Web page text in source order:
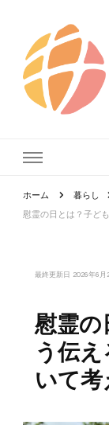
ホーム
暮らし
慰霊の日とは？子ど
最終更新日 2026年6月
慰霊の
う伝
いて考